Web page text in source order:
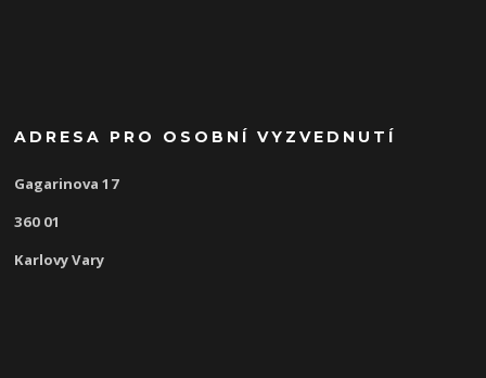
ADRESA PRO OSOBNÍ VYZVEDNUTÍ
Gagarinova 17
360 01
Karlovy Vary